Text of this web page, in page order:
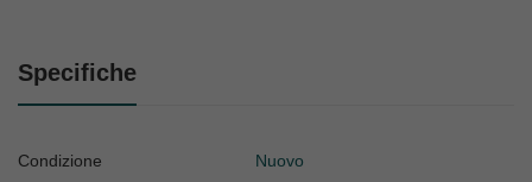
Specifiche
Condizione Nuovo